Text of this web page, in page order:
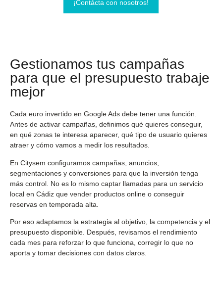
¡Contácta con nosotros!
Gestionamos tus campañas
para que el presupuesto trabaje
mejor
Cada euro invertido en Google Ads debe tener una función.
Antes de activar campañas, definimos qué quieres conseguir,
en qué zonas te interesa aparecer, qué tipo de usuario quieres
atraer y cómo vamos a medir los resultados.
En Citysem configuramos campañas, anuncios,
segmentaciones y conversiones para que la inversión tenga
más control. No es lo mismo captar llamadas para un servicio
local en Cádiz que vender productos online o conseguir
reservas en temporada alta.
Por eso adaptamos la estrategia al objetivo, la competencia y el
presupuesto disponible. Después, revisamos el rendimiento
cada mes para reforzar lo que funciona, corregir lo que no
aporta y tomar decisiones con datos claros.